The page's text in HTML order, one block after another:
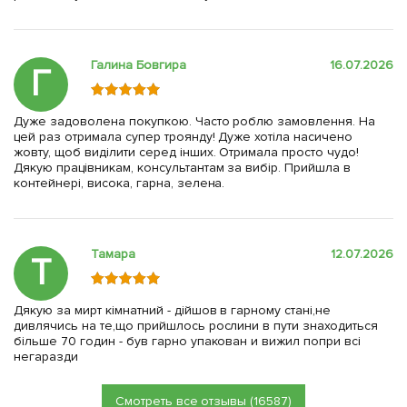
Г Галина Бовгира 16.07.2026
Дуже задоволена покупкою. Часто роблю замовлення. На
цей раз отримала супер троянду! Дуже хотіла насичено
жовту, щоб виділити серед інших. Отримала просто чудо!
Дякую працівникам, консультантам за вибір. Прийшла в
контейнері, висока, гарна, зелена.
Т Тамара 12.07.2026
Дякую за мирт кімнатний - дійшов в гарному стані,не
дивлячись на те,що прийшлось рослини в пути знаходиться
більше 70 годин - був гарно упакован и вижил попри всі
негаразди
Смотреть все отзывы (16587)